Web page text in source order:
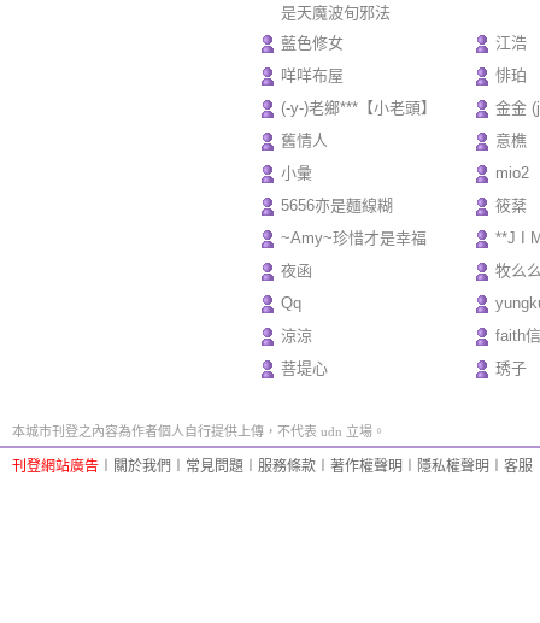
是天魔波旬邪法
藍色修女
江浩
咩咩布屋
悱珀
(-y-)老鄉***【小老頭】
金金
舊情人
意樵
小彙
mio2
5656亦是麵線糊
筱棻
~Amy~珍惜才是幸福
**J I
夜函
牧么
Qq
涼涼
faith
菩堤心
琇子
本城市刊登之內容為作者個人自行提供上傳，不代表 udn 立場。
刊登網站廣告 關於我們 常見問題 服務條款 著作權聲明 隱私權聲明 客服